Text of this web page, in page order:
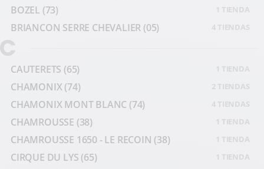
1 TIENDA
BOZEL (73)
4 TIENDAS
BRIANCON SERRE CHEVALIER (05)
1 TIENDA
CAUTERETS (65)
2 TIENDAS
CHAMONIX (74)
4 TIENDAS
CHAMONIX MONT BLANC (74)
1 TIENDA
CHAMROUSSE (38)
1 TIENDA
CHAMROUSSE 1650 - LE RECOIN (38)
1 TIENDA
CIRQUE DU LYS (65)